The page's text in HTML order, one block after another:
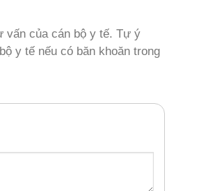
vấn của cán bộ y tế. Tự ý
y tế nếu có băn khoăn trong